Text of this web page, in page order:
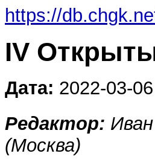
https://
IV
Дата: 2022-03-06
Редактор:
(Москва)